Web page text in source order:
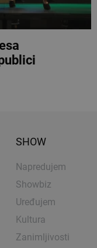
SHOW
Napredujem
Showbiz
Uređujem
Kultura
Zanimljivosti